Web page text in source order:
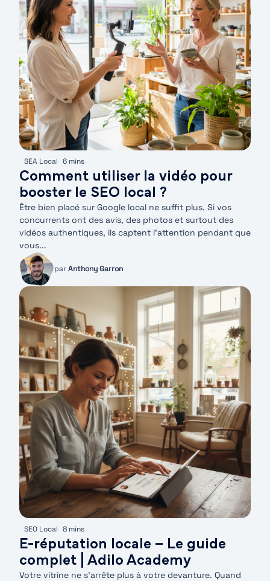
SEA Local 6 mins
Comment utiliser la vidéo pour
booster le SEO local ?
Être bien placé sur Google local ne suffit plus. Si vos
concurrents ont des avis, des photos et surtout des
vidéos authentiques, ils captent l’attention pendant que
vous...
par Anthony Garron
SEO Local 8 mins
E-réputation locale – Le guide
complet | Adilo Academy
Votre vitrine ne s’arrête plus à votre devanture. Quand